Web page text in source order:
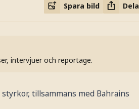
Spara bild Dela
intervjuer och reportage.
tillsammans med Bahrains